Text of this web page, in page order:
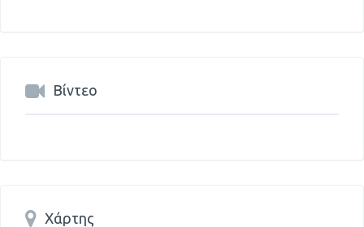
Βίντεο
Χάρτης